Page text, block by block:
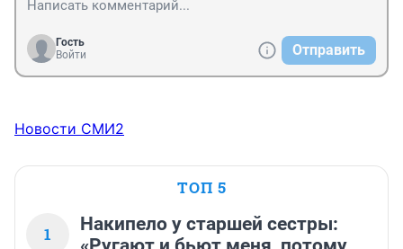
Гость
Войти
Отправить
Новости СМИ2
ТОП 5
1
Накипело у старшей сестры: